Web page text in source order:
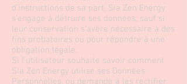
d’instructions de sa part, Sia Zen Energy
s’engage à détruire ses données, sauf si
leur conservation s’avère nécessaire à des
fins probatoires ou pour répondre à une
obligation légale.
Si l’utilisateur souhaite savoir comment
Sia Zen Energy utilise ses Données
Personnelles, ou demande à les rectifier